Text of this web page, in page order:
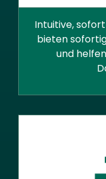
Intuitive,
bieten
und